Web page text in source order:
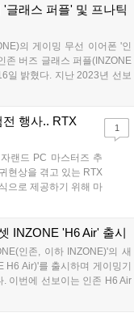
바이스 AI 연산 성능과 전력
통해 이미지 생성, 문서 요약,
율적으로 처리할 수 있으며,
경에서도 안정적인 퍼포먼스
글래스 퍼플' 및 프나틱
의 게이밍 무선 이어폰 '인
존 버즈 글래스 퍼플(INZONE
일 밝혔다. 지난 2023년 선보
1만 2000대를 돌파하며 프
환경을 제공할 뿐 아니라 한
능해 게이머들 사이에서는 이
와 Playstation은 물론 모바
다....
행사.. RTX
랜드 PC 마스터즈 추
현상을 겪고 있는 RTX
으로 제공하기 위해 마
10시, 전자랜드 용산
1
INZONE 'H6 Air' 출시
인존, 이하 INZONE)'의 새
H6 Air)'를 출시하며 게이밍기
이번에 선보이는 인존 H6 Air
셋이다. 소니의 명성 높은 오